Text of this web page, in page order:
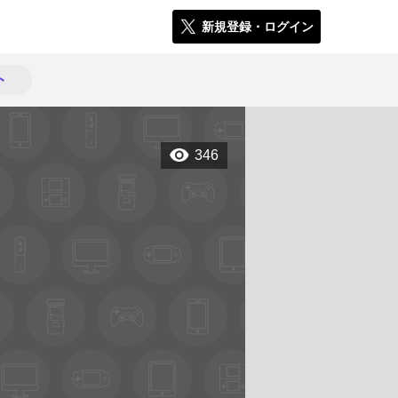
新規登録・ログイン
346